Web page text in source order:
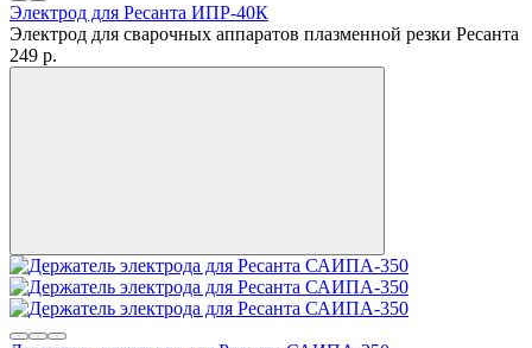
Электрод для Ресанта ИПР-40К
Электрод для сварочных аппаратов плазменной резки Ресанта
249 p.